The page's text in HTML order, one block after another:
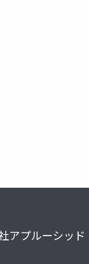
化
アプルーシッド